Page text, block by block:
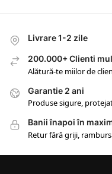
Livrare 1-2 zile
200.000+ Clienti
Alătură-te miilor de
Garantie 2 ani
Produse sigure,
Banii înapoi în
Retur fără griji,